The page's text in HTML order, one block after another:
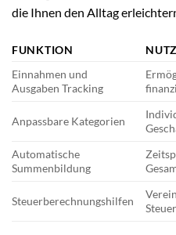
die Ihnen den Alltag
FUNKTION
Einnahmen und
Ausgaben Tracking
Anpassbare Kategorien
Automatische
Summenbildung
Steuerberechnungshilfen